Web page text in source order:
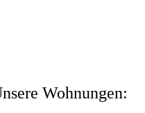
Wohnungen: